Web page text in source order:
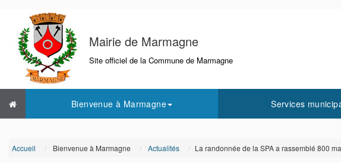
Mairie de Marmagne
Site officiel de la Commune de Marmagne
Bienvenue à Marmagne Services
Accueil Bienvenue à Marmagne Actualités La randonnée de la SPA a rassemblé 800